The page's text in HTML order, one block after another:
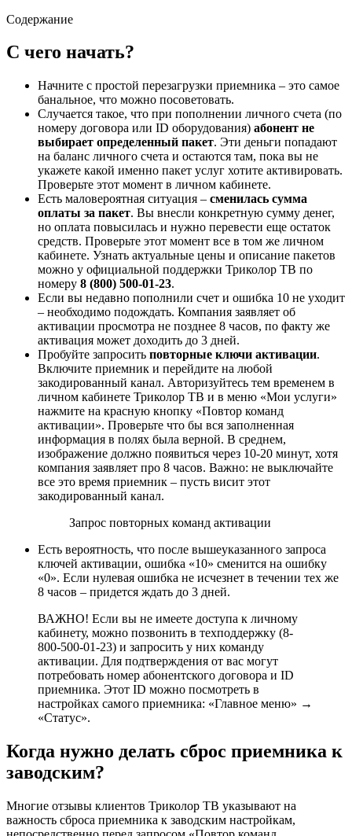
Содержание
С чего начать?
Начните с простой перезагрузки приемника – это самое
банальное, что можно посоветовать.
Случается такое, что при пополнении личного счета (по
номеру договора или ID оборудования) абонент не
выбирает определенный пакет. Эти деньги попадают
на баланс личного счета и остаются там, пока вы не
укажете какой именно пакет услуг хотите активировать.
Проверьте этот момент в личном кабинете.
Есть маловероятная ситуация – сменилась сумма
оплаты за пакет. Вы внесли конкретную сумму денег,
но оплата повысилась и нужно перевести еще остаток
средств. Проверьте этот момент все в том же личном
кабинете. Узнать актуальные цены и описание пакетов
можно у официальной поддержки Триколор ТВ по
номеру 8 (800) 500-01-23.
Если вы недавно пополнили счет и ошибка 10 не уходит
– необходимо подождать. Компания заявляет об
активации просмотра не позднее 8 часов, по факту же
активация может доходить до 3 дней.
Пробуйте запросить повторные ключи активации.
Включите приемник и перейдите на любой
закодированный канал. Авторизуйтесь тем временем в
личном кабинете Триколор ТВ и в меню «Мои услуги»
нажмите на красную кнопку «Повтор команд
активации». Проверьте что бы вся заполненная
информация в полях была верной. В среднем,
изображение должно появиться через 10-20 минут, хотя
компания заявляет про 8 часов. Важно: не выключайте
все это время приемник – пусть висит этот
закодированный канал.
Запрос повторных команд активации
Есть вероятность, что после вышеуказанного запроса
ключей активации, ошибка «10» сменится на ошибку
«0». Если нулевая ошибка не исчезнет в течении тех же
8 часов – придется ждать до 3 дней.
ВАЖНО! Если вы не имеете доступа к личному
кабинету, можно позвонить в техподдержку (8-
800-500-01-23) и запросить у них команду
активации. Для подтверждения от вас могут
потребовать номер абонентского договора и ID
приемника. Этот ID можно посмотреть в
настройках самого приемника: «Главное меню» →
«Статус».
Когда нужно делать сброс приемника к
заводским?
Многие отзывы клиентов Триколор ТВ указывают на
важность сброса приемника к заводским настройкам,